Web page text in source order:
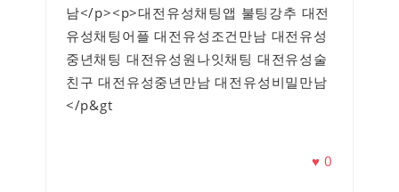
남</p><p>대전유성채팅앱 불팅강추 대전
유성채팅어플 대전유성조건만남 대전유성
중년채팅 대전유성원나잇채팅 대전유성술
친구 대전유성중년만남 대전유성비밀만남
</p&gt
♥0